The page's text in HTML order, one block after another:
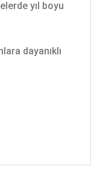
yıl boyu
dayanıklı